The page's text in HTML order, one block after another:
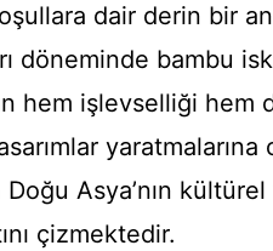
dair derin bir
döneminde bambu
hem işlevselliği
Asya’nın
çizmektedir.